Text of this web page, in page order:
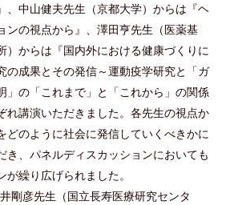
、中山健夫先生（京都大学）からは『ヘ
ンの視点から』、澤田亨先生（医薬基
）からは『国内外における健康づくりに
の成果とその発信～運動疫学研究と「ガ
」の「これまで」と「これから」の関係
れ講演いただきました。各先生の視点か
どのように社会に発信していくべきかに
き、パネルディスカッションにおいても
繰り広げられました。
剛彦先生（国立長寿医療研究センタ